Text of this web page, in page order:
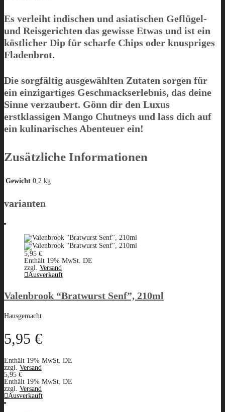
Es verleiht indischen und asiatischen Geflügel-
und Reisgerichten das gewisse Etwas und ist ein
köstlicher Dip für scharfe Chips oder knuspriges
Fladenbrot.
Die sorgfältig ausgewählten Zutaten sorgen für
ein einzigartiges Geschmackserlebnis, das deine
Sinne verzaubert. Gönn dir den Luxus
erstklassigen Mango Chutneys und lass dich auf
ein kulinarisches Abenteuer ein!
Zusätzliche Informationen
Gewicht 0,2 kg
varianten
5,95 €
Enthält 19% MwSt. DE
zzgl. Versand
Ausverkauft
Valenbrook “Bratwurst Senf”, 210ml
Hausgemacht
5,95 €
Enthält 19% MwSt. DE
zzgl. Versand
5,95 €
Enthält 19% MwSt. DE
zzgl. Versand
Ausverkauft